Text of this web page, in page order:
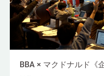
BBA × マクドナルド《